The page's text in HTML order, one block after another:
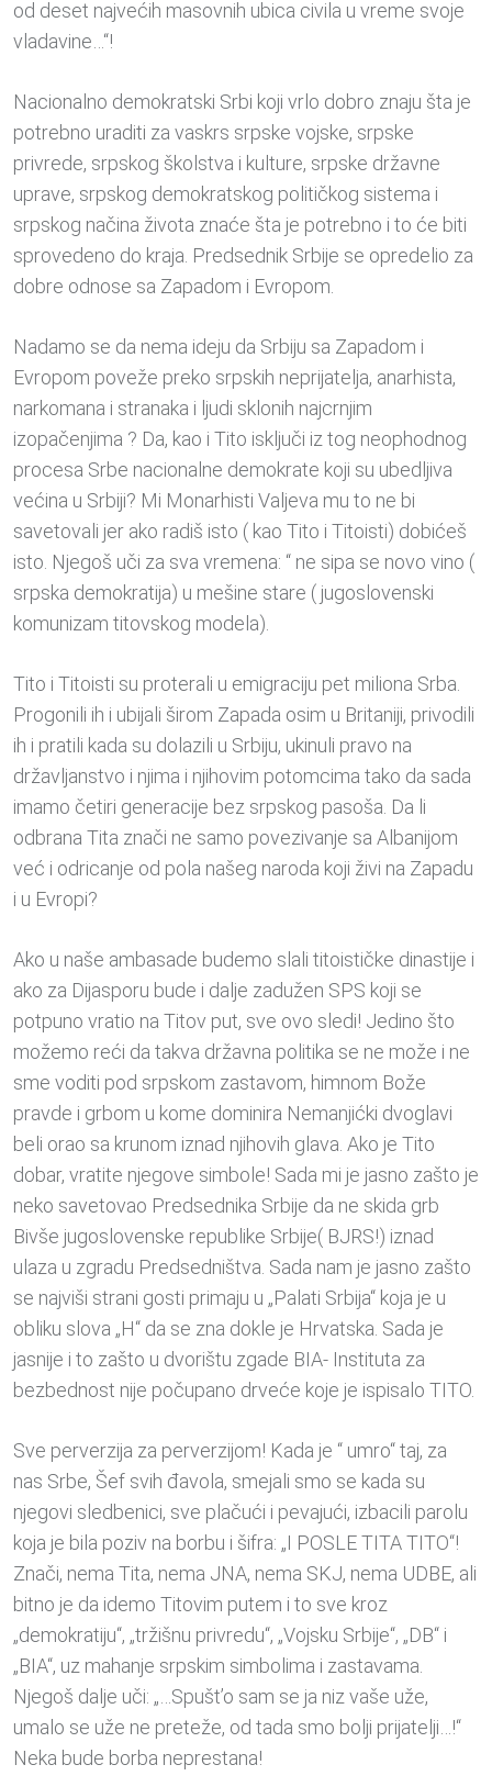
od deset najvećih masovnih ubica civila u vreme svoje
vladavine…“!
Nacionalno demokratski Srbi koji vrlo dobro znaju šta je
potrebno uraditi za vaskrs srpske vojske, srpske
privrede, srpskog školstva i kulture, srpske državne
uprave, srpskog demokratskog političkog sistema i
srpskog načina života znaće šta je potrebno i to će biti
sprovedeno do kraja. Predsednik Srbije se opredelio za
dobre odnose sa Zapadom i Evropom.
Nadamo se da nema ideju da Srbiju sa Zapadom i
Evropom poveže preko srpskih neprijatelja, anarhista,
narkomana i stranaka i ljudi sklonih najcrnjim
izopačenjima ? Da, kao i Tito isključi iz tog neophodnog
procesa Srbe nacionalne demokrate koji su ubedljiva
većina u Srbiji? Mi Monarhisti Valjeva mu to ne bi
savetovali jer ako radiš isto ( kao Tito i Titoisti) dobićeš
isto. Njegoš uči za sva vremena: “ ne sipa se novo vino (
srpska demokratija) u mešine stare ( jugoslovenski
komunizam titovskog modela).
Tito i Titoisti su proterali u emigraciju pet miliona Srba.
Progonili ih i ubijali širom Zapada osim u Britaniji, privodili
ih i pratili kada su dolazili u Srbiju, ukinuli pravo na
državljanstvo i njima i njihovim potomcima tako da sada
imamo četiri generacije bez srpskog pasoša. Da li
odbrana Tita znači ne samo povezivanje sa Albanijom
već i odricanje od pola našeg naroda koji živi na Zapadu
i u Evropi?
Ako u naše ambasade budemo slali titoističke dinastije i
ako za Dijasporu bude i dalje zadužen SPS koji se
potpuno vratio na Titov put, sve ovo sledi! Jedino što
možemo reći da takva državna politika se ne može i ne
sme voditi pod srpskom zastavom, himnom Bože
pravde i grbom u kome dominira Nemanjićki dvoglavi
beli orao sa krunom iznad njihovih glava. Ako je Tito
dobar, vratite njegove simbole! Sada mi je jasno zašto je
neko savetovao Predsednika Srbije da ne skida grb
Bivše jugoslovenske republike Srbije( BJRS!) iznad
ulaza u zgradu Predsedništva. Sada nam je jasno zašto
se najviši strani gosti primaju u „Palati Srbija“ koja je u
obliku slova „H“ da se zna dokle je Hrvatska. Sada je
jasnije i to zašto u dvorištu zgade BIA- Instituta za
bezbednost nije počupano drveće koje je ispisalo TITO.
Sve perverzija za perverzijom! Kada je “ umro“ taj, za
nas Srbe, Šef svih đavola, smejali smo se kada su
njegovi sledbenici, sve plačući i pevajući, izbacili parolu
koja je bila poziv na borbu i šifra: „I POSLE TITA TITO“!
Znači, nema Tita, nema JNA, nema SKJ, nema UDBE, ali
bitno je da idemo Titovim putem i to sve kroz
„demokratiju“, „tržišnu privredu“, „Vojsku Srbije“, „DB“ i
„BIA“, uz mahanje srpskim simbolima i zastavama.
Njegoš dalje uči: „…Spušt’o sam se ja niz vaše uže,
umalo se uže ne preteže, od tada smo bolji prijatelji…!“
Neka bude borba neprestana!